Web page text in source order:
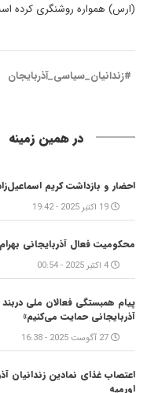
(ارس) همواره روشنگری کرده
#زندانیان_سیاسی_آذربایجان
در همین زمینه
احضار و بازداشت کریم
19 اکتبر 2025 - 19:42
محکومیت فعال آذربایجانی
4 اکتبر 2025 - 00:54
پیام همبستگی فعالان ملی
آذربایجانی حمایت می‌کنیم»
27 آگوست 2025 - 16:38
اعتصاب غذای نمادین زندانیان
اورمیه